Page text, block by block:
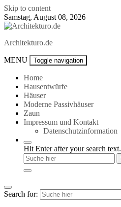
Skip to content
Samstag, August 08, 2026
Architekturo.de
MENU Toggle navigation
Home
Hausentwürfe
Häuser
Moderne Passivhäuser
Zaun
Impressum und Kontakt
Datenschutzinformation
Hit Enter after your search text.
Search for: